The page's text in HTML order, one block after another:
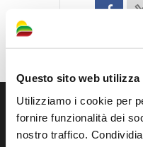
Questo sito web utilizza
Utilizziamo i cookie per
fornire funzionalità dei
nostro traffico.